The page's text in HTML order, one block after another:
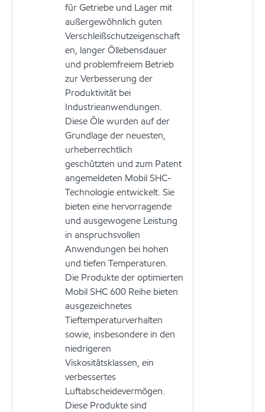
für Getriebe und Lager mit
außergewöhnlich guten
Verschleißschutzeigenschaft
en, langer Öllebensdauer
und problemfreiem Betrieb
zur Verbesserung der
Produktivität bei
Industrieanwendungen.
Diese Öle wurden auf der
Grundlage der neuesten,
urheberrechtlich
geschützten und zum Patent
angemeldeten Mobil SHC-
Technologie entwickelt. Sie
bieten eine hervorragende
und ausgewogene Leistung
in anspruchsvollen
Anwendungen bei hohen
und tiefen Temperaturen.
Die Produkte der optimierten
Mobil SHC 600 Reihe bieten
ausgezeichnetes
Tieftemperaturverhalten
sowie, insbesondere in den
niedrigeren
Viskositätsklassen, ein
verbessertes
Luftabscheidevermögen.
Diese Produkte sind